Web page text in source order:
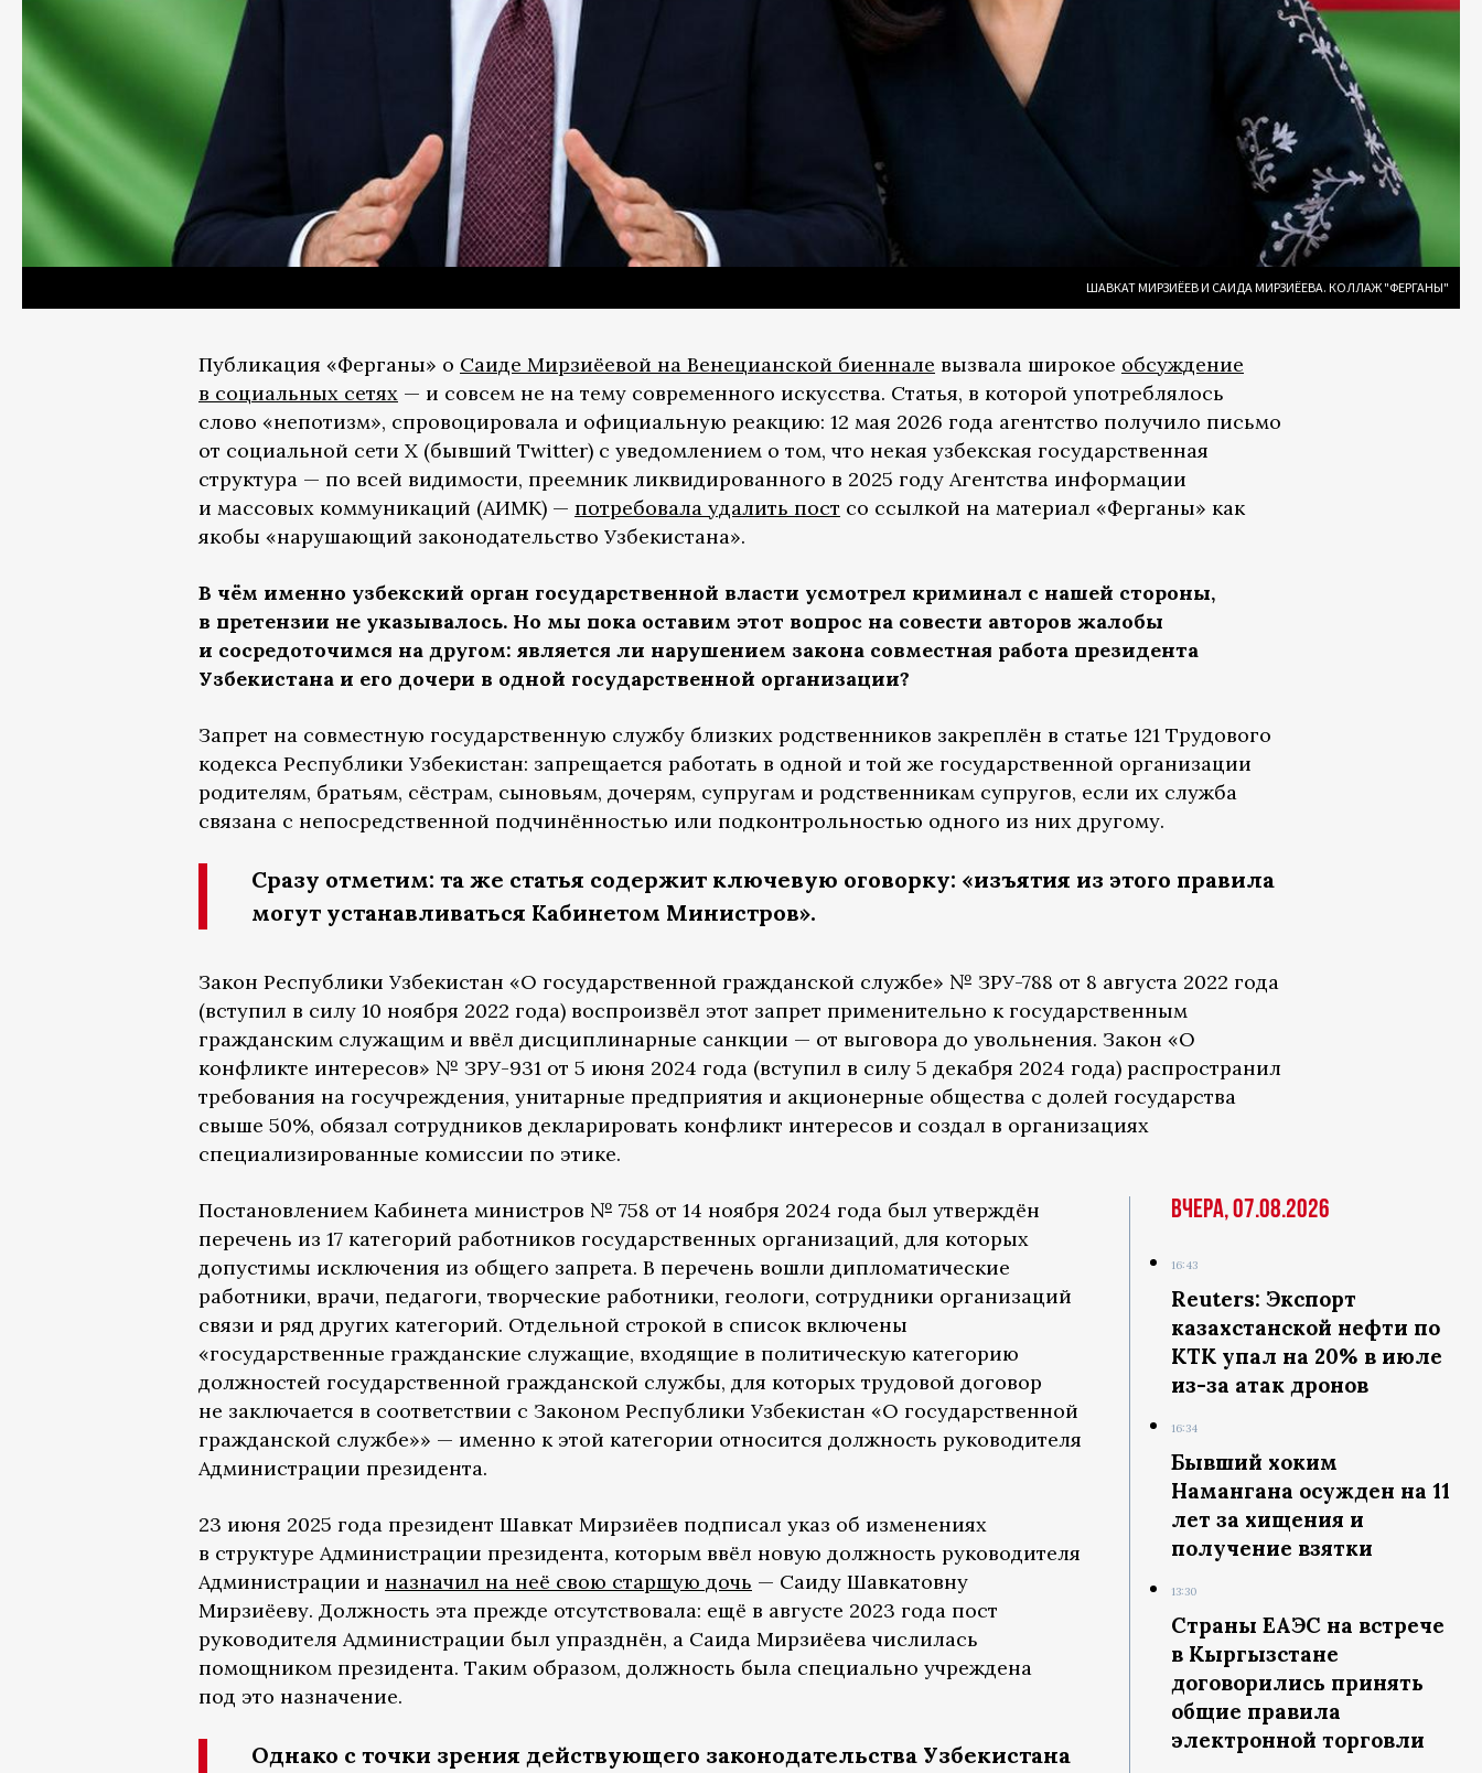
ШАВКАТ МИРЗИЁЕВ И САИДА МИРЗИЁЕВА. КОЛЛАЖ "ФЕРГАНЫ"
Публикация «Ферганы» о Саиде Мирзиёевой на Венецианской биеннале вызвала широкое обсуждение
в социальных сетях — и совсем не на тему современного искусства. Статья, в которой употреблялось
слово «непотизм», спровоцировала и официальную реакцию: 12 мая 2026 года агентство получило письмо
от социальной сети X (бывший Twitter) с уведомлением о том, что некая узбекская государственная
структура — по всей видимости, преемник ликвидированного в 2025 году Агентства информации
и массовых коммуникаций (АИМК) — потребовала удалить пост со ссылкой на материал «Ферганы» как
якобы «нарушающий законодательство Узбекистана».
В чём именно узбекский орган государственной власти усмотрел криминал с нашей стороны,
в претензии не указывалось. Но мы пока оставим этот вопрос на совести авторов жалобы
и сосредоточимся на другом: является ли нарушением закона совместная работа президента
Узбекистана и его дочери в одной государственной организации?
Запрет на совместную государственную службу близких родственников закреплён в статье 121 Трудового
кодекса Республики Узбекистан: запрещается работать в одной и той же государственной организации
родителям, братьям, сёстрам, сыновьям, дочерям, супругам и родственникам супругов, если их служба
связана с непосредственной подчинённостью или подконтрольностью одного из них другому.
Сразу отметим: та же статья содержит ключевую оговорку: «изъятия из этого правила
могут устанавливаться Кабинетом Министров».
Закон Республики Узбекистан «О государственной гражданской службе» № ЗРУ-788 от 8 августа 2022 года
(вступил в силу 10 ноября 2022 года) воспроизвёл этот запрет применительно к государственным
гражданским служащим и ввёл дисциплинарные санкции — от выговора до увольнения. Закон «О
конфликте интересов» № ЗРУ-931 от 5 июня 2024 года (вступил в силу 5 декабря 2024 года) распространил
требования на госучреждения, унитарные предприятия и акционерные общества с долей государства
свыше 50%, обязал сотрудников декларировать конфликт интересов и создал в организациях
специализированные комиссии по этике.
Вчера, 07.08.2026
16:43
Reuters: Экспорт
казахстанской нефти по
КТК упал на 20% в июле
из-за атак дронов
16:34
Бывший хоким
Намангана осужден на 11
лет за хищения и
получение взятки
13:30
Страны ЕАЭС на встрече
в Кыргызстане
договорились принять
общие правила
электронной торговли
Постановлением Кабинета министров № 758 от 14 ноября 2024 года был утверждён
перечень из 17 категорий работников государственных организаций, для которых
допустимы исключения из общего запрета. В перечень вошли дипломатические
работники, врачи, педагоги, творческие работники, геологи, сотрудники организаций
связи и ряд других категорий. Отдельной строкой в список включены
«государственные гражданские служащие, входящие в политическую категорию
должностей государственной гражданской службы, для которых трудовой договор
не заключается в соответствии с Законом Республики Узбекистан «О государственной
гражданской службе»» — именно к этой категории относится должность руководителя
Администрации президента.
23 июня 2025 года президент Шавкат Мирзиёев подписал указ об изменениях
в структуре Администрации президента, которым ввёл новую должность руководителя
Администрации и назначил на неё свою старшую дочь — Саиду Шавкатовну
Мирзиёеву. Должность эта прежде отсутствовала: ещё в августе 2023 года пост
руководителя Администрации был упразднён, а Саида Мирзиёева числилась
помощником президента. Таким образом, должность была специально учреждена
под это назначение.
Однако с точки зрения действующего законодательства Узбекистана